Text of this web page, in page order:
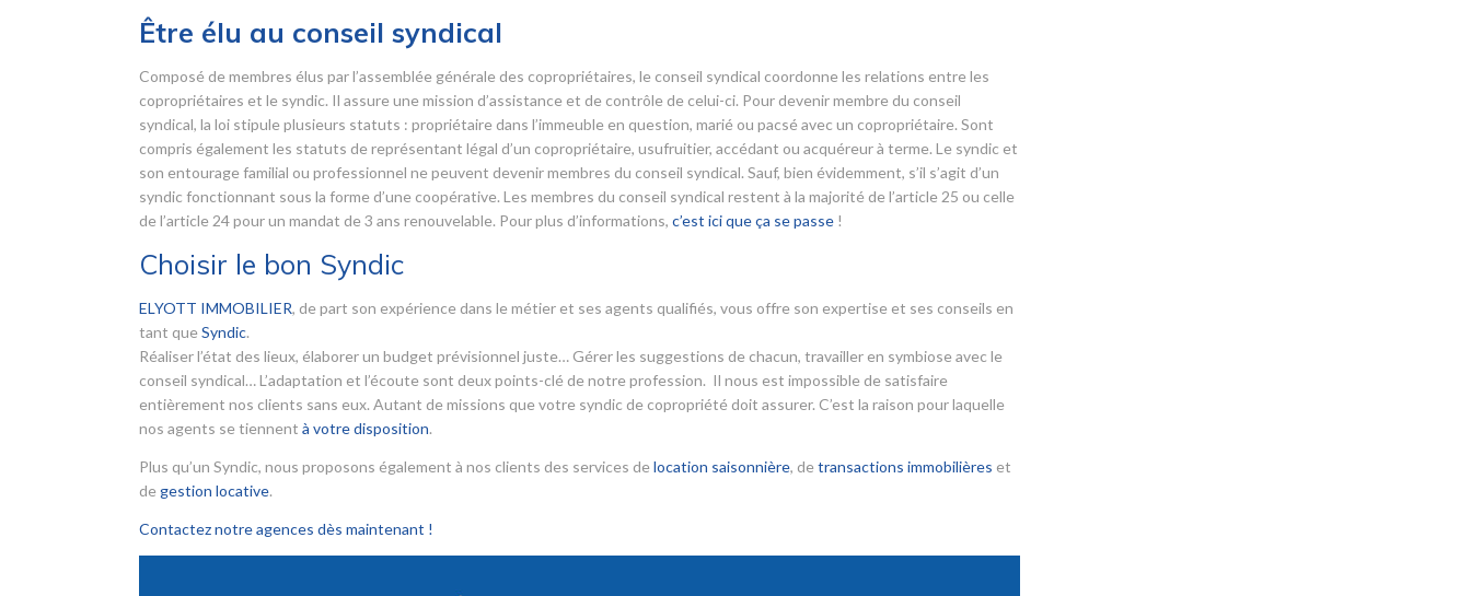
Être élu au conseil syndical
Composé de membres élus par l’assemblée générale des copropriétaires, le conseil syndical coordonne les relations entre les
copropriétaires et le syndic. Il assure une mission d’assistance et de contrôle de celui-ci. Pour devenir membre du conseil
syndical, la loi stipule plusieurs statuts : propriétaire dans l’immeuble en question, marié ou pacsé avec un copropriétaire. Sont
compris également les statuts de représentant légal d’un copropriétaire, usufruitier, accédant ou acquéreur à terme. Le syndic et
son entourage familial ou professionnel ne peuvent devenir membres du conseil syndical. Sauf, bien évidemment, s’il s’agit d’un
syndic fonctionnant sous la forme d’une coopérative. Les membres du conseil syndical restent à la majorité de l’article 25 ou celle
de l’article 24 pour un mandat de 3 ans renouvelable. Pour plus d’informations, c’est ici que ça se passe !
Choisir le bon Syndic
ELYOTT IMMOBILIER, de part son expérience dans le métier et ses agents qualifiés, vous offre son expertise et ses conseils en
tant que Syndic.
Réaliser l’état des lieux, élaborer un budget prévisionnel juste… Gérer les suggestions de chacun, travailler en symbiose avec le
conseil syndical… L’adaptation et l’écoute sont deux points-clé de notre profession. Il nous est impossible de satisfaire
entièrement nos clients sans eux. Autant de missions que votre syndic de copropriété doit assurer. C’est la raison pour laquelle
nos agents se tiennent à votre disposition.
Plus qu’un Syndic, nous proposons également à nos clients des services de location saisonnière, de transactions immobilières et
de gestion locative.
Contactez notre agences dès maintenant !